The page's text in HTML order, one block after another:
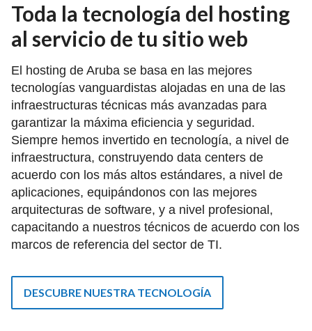
Toda la tecnología del hosting
al servicio de tu sitio web
El hosting de Aruba se basa en las mejores
tecnologías vanguardistas alojadas en una de las
infraestructuras técnicas más avanzadas para
garantizar la máxima eficiencia y seguridad.
Siempre hemos invertido en tecnología, a nivel de
infraestructura, construyendo data centers de
acuerdo con los más altos estándares, a nivel de
aplicaciones, equipándonos con las mejores
arquitecturas de software, y a nivel profesional,
capacitando a nuestros técnicos de acuerdo con los
marcos de referencia del sector de TI.
DESCUBRE NUESTRA TECNOLOGÍA